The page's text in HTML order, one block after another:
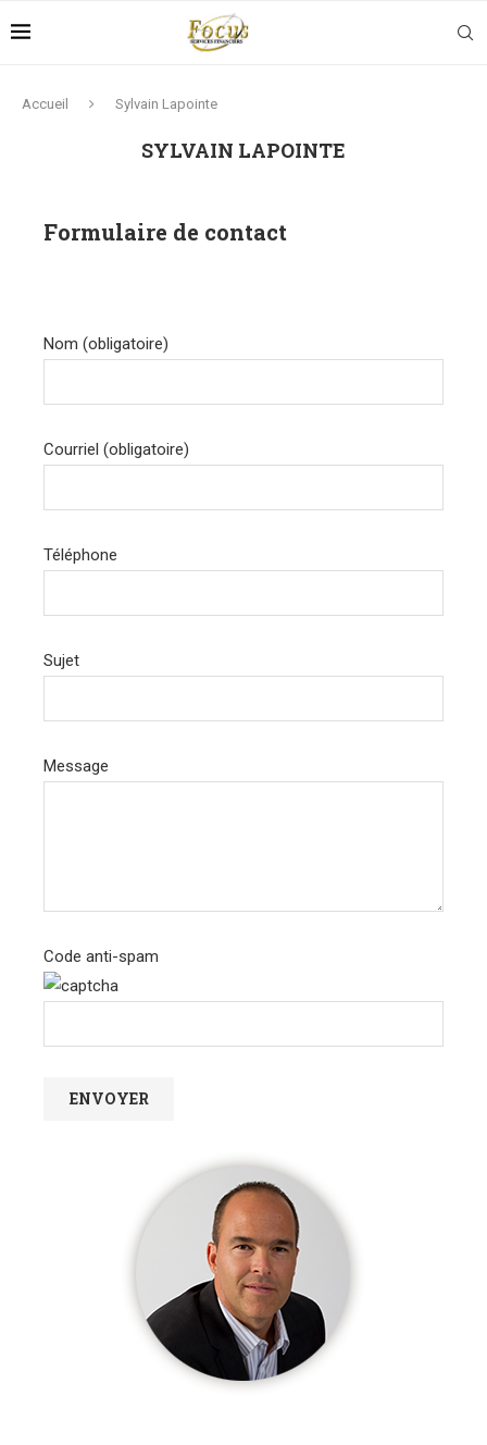
Accueil Sylvain Lapointe
SYLVAIN LAPOINTE
Formulaire de contact
Nom (obligatoire)
Courriel (obligatoire)
Téléphone
Sujet
Message
Code anti-spam